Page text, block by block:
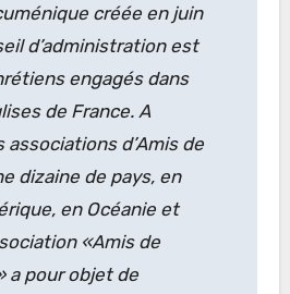
créée en juin
d’administration est
engagés dans
de France. A
associations d’Amis de
dizaine de pays, en
en Océanie et
«Amis de
a pour objet de